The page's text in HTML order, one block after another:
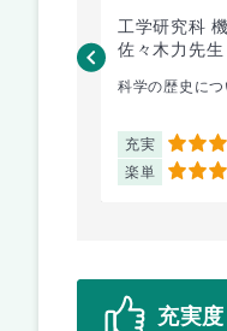
工学研究科
佐々木力先生
科学の歴史に
充実 3
楽単 4
充実